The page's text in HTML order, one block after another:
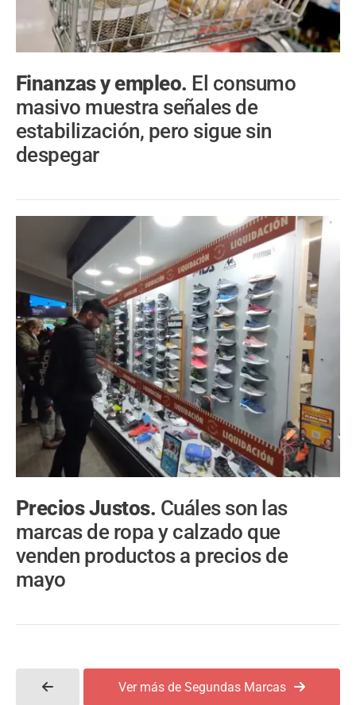
Finanzas y empleo. El consumo
masivo muestra señales de
estabilización, pero sigue sin
despegar
Precios Justos. Cuáles son las
marcas de ropa y calzado que
venden productos a precios de
mayo
Ver más de Segundas Marcas